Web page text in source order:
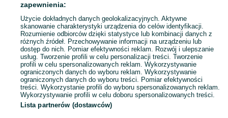
Mapa ministron
Popularne wyszukiwania
zapewnienia:
Użycie dokładnych danych geolokalizacyjnych. Aktywne
skanowanie charakterystyki urządzenia do celów identyfikacji.
Rozumienie odbiorców dzięki statystyce lub kombinacji danych z
różnych źródeł. Przechowywanie informacji na urządzeniu lub
dostęp do nich. Pomiar efektywności reklam. Rozwój i ulepszanie
usług. Tworzenie profili w celu personalizacji treści. Tworzenie
profili w celu spersonalizowanych reklam. Wykorzystywanie
ograniczonych danych do wyboru reklam. Wykorzystywanie
ograniczonych danych do wyboru treści. Pomiar efektywności
treści. Wykorzystanie profili do wyboru spersonalizowanych reklam.
Wykorzystywanie profili w celu doboru spersonalizowanych treści.
Lista partnerów (dostawców)